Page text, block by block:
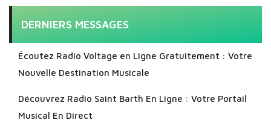
DERNIERS MESSAGES
Écoutez Radio Voltage en Ligne Gratuitement : Votre
Nouvelle Destination Musicale
Découvrez Radio Saint Barth En Ligne : Votre Portail
Musical En Direct